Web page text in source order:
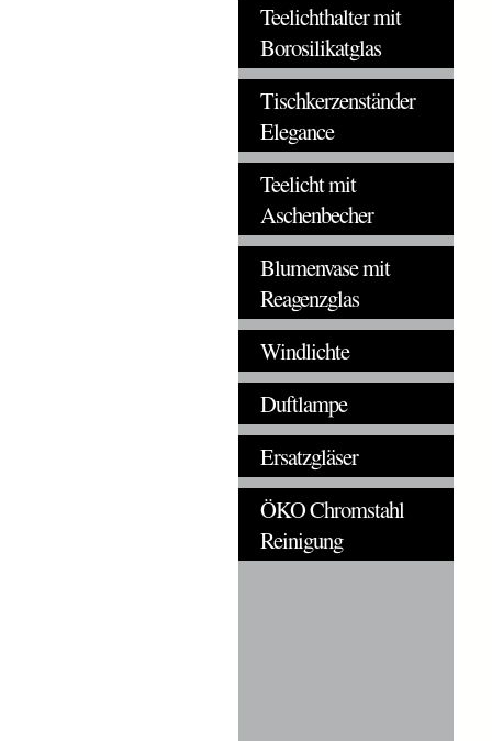
Teelichthalter mit
Borosilikatglas
Tischkerzenständer
Elegance
Teelicht mit
Aschenbecher
Blumenvase mit
Reagenzglas
Windlichte
Duftlampe
Ersatzgläser
ÖKO Chromstahl
Reinigung